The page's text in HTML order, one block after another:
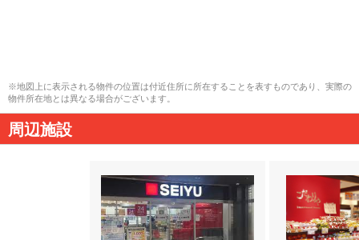
※地図上に表示される物件の位置は付近住所に所在することを表すものであり、実際の
物件所在地とは異なる場合がございます。
周辺施設